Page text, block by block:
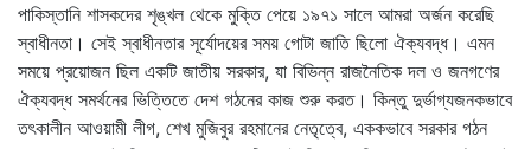
পাকিস্তানি শাসকদের শৃঙ্খল থেকে মুক্তি পেয়ে ১৯৭১ সালে আমরা অর্জন করেছি
স্বাধীনতা। সেই স্বাধীনতার সূর্যোদয়ের সময় গোটা জাতি ছিলো ঐক্যবদ্ধ। এমন
সময়ে প্রয়োজন ছিল একটি জাতীয় সরকার, যা বিভিন্ন রাজনৈতিক দল ও জনগণের
ঐক্যবদ্ধ সমর্থনের ভিত্তিতে দেশ গঠনের কাজ শুরু করত। কিন্তু দুর্ভাগ্যজনকভাবে
তৎকালীন আওয়ামী লীগ, শেখ মুজিবুর রহমানের নেতৃত্বে, এককভাবে সরকার গঠন